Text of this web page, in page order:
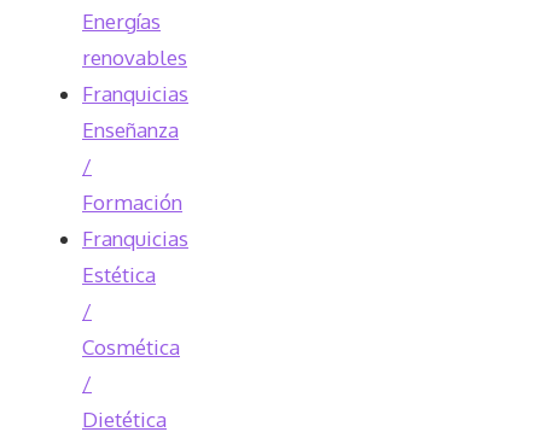
Energías
renovables
Franquicias
Enseñanza
/
Formación
Franquicias
Estética
/
Cosmética
/
Dietética